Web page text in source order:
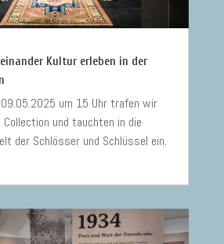
Kultur erleben in der
um 15 Uhr trafen wir
Collection und tauchten in die
der Schlösser und Schlüssel ein.